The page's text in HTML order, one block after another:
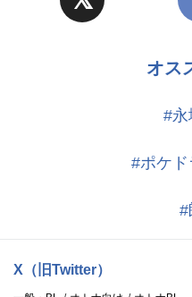
オス
#永
#ポケ
#
X（旧Twitter）